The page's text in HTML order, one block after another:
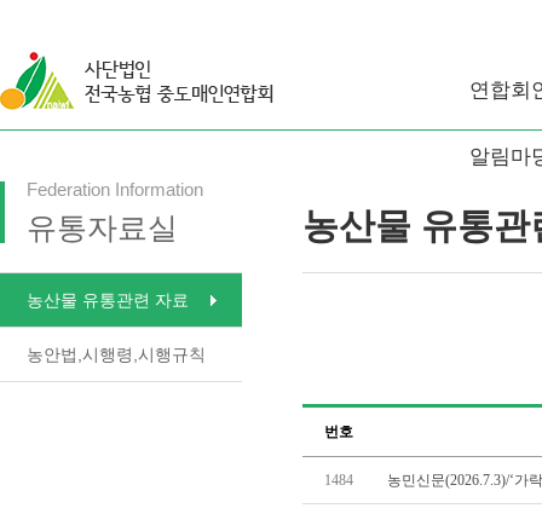
연합회
알림마
Federation Information
유통자료실
농산물 유통관련 자료
농안법,시행령,시행규칙
농산물 유통관
번호
1484 농민신문(2026.7.3)/‘가